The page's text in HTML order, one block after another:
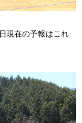
現在の予報はこれ